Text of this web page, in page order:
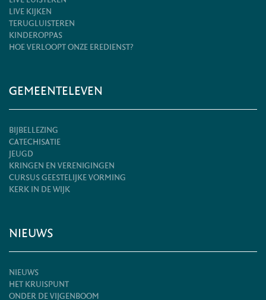
LIVE KIJKEN
TERUGLUISTEREN
KINDEROPPAS
HOE VERLOOPT ONZE EREDIENST?
GEMEENTELEVEN
BIJBELLEZING
CATECHISATIE
JEUGD
KRINGEN EN VERENIGINGEN
CURSUS GEESTELIJKE VORMING
KERK IN DE WIJK
NIEUWS
NIEUWS
HET KRUISPUNT
ONDER DE VIJGENBOOM